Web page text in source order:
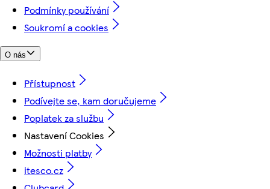
Podmínky používání
Soukromí a cookies
O nás
Přístupnost
Podívejte se, kam doručujeme
Poplatek za službu
Nastavení Cookies
Možnosti platby
itesco.cz